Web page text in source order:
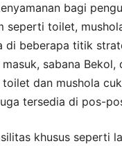
bagi
seperti toilet,
di beberapa titik
sabana Bekol,
toilet dan mushola
tersedia di pos-
khusus seperti